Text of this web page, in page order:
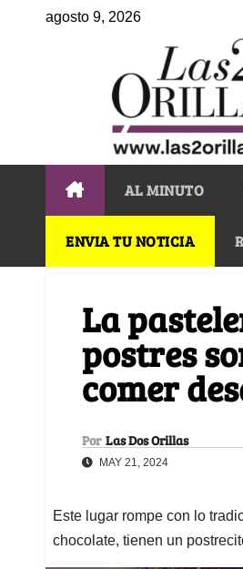
agosto 9, 2026
AL MINUTO
ENVIA TU NOTICIA
La
postres
comer
Por Las Dos Orillas
MAY 21, 2024
Este lugar rompe con lo
chocolate, tienen un